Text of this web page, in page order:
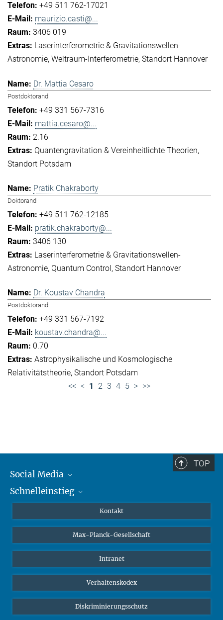
+49 511 762-17021
maurizio.casti@...
3406 019
Laserinterferometrie & Gravitationswellen-
Astronomie Weltraum-Interferometrie Standort Hannover
Dr. Mattia Cesaro
Postdoktorand
+49 331 567-7316
mattia.cesaro@...
2.16
Quantengravitation & Vereinheitlichte Theorien
Standort Potsdam
Pratik Chakraborty
Doktorand
+49 511 762-12185
pratik.chakraborty@...
3406 130
Laserinterferometrie & Gravitationswellen-
Astronomie Quantum Control Standort Hannover
Dr. Koustav Chandra
Postdoktorand
+49 331 567-7192
koustav.chandra@...
0.70
Astrophysikalische und Kosmologische
Relativitätstheorie Standort Potsdam
<< < 1 2 3 4 5 > >>
TOP
Social Media
Mastodon
Schnelleinstieg
Studierende
Schüler*innen
Öffentlichkeit
Alumnae | Alumni
Kontakt
Max-Planck-Gesellschaft
Intranet
Verhaltenskodex
Diskriminierungsschutz